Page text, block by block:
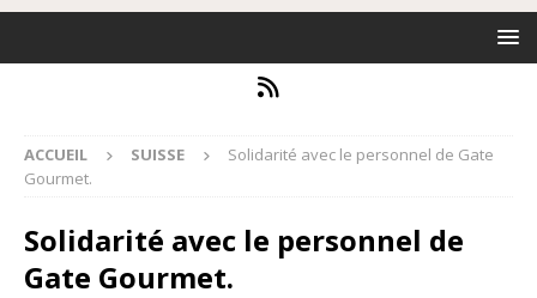
ACCUEIL SUISSE
Solidarité avec le personnel de Gate
Gourmet.
Solidarité avec le personnel de
Gate Gourmet.